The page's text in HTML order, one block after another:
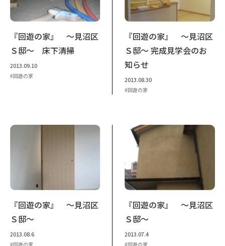
『回遊の家』 ～見沼区
Ｓ邸～ 床下清掃
2013.09.10
回遊の家
『回遊の家』 ～見沼区
Ｓ邸～ 完成見学会のお
知らせ
2013.08.30
回遊の家
『回遊の家』 ～見沼区
Ｓ邸～
2013.08.6
回遊の家
『回遊の家』 ～見沼区
Ｓ邸～
2013.07.4
回遊の家